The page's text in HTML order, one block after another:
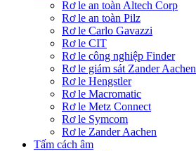
Rơ le an toàn Altech Corp
Rơ le an toàn Pilz
Rơ le Carlo Gavazzi
Rơ le CIT
Rơ le công nghiệp Finder
Rơ le giám sát Zander Aachen
Rơ le Hengstler
Rơ le Macromatic
Rơ le Metz Connect
Rơ le Symcom
Rơ le Zander Aachen
Tấm cách âm